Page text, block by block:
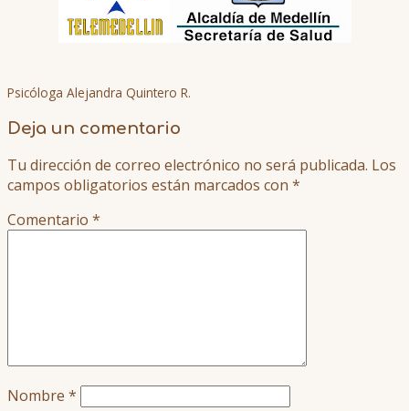
Psicóloga Alejandra Quintero R.
Deja un comentario
Tu dirección de correo electrónico no será publicada. Los
campos obligatorios están marcados con *
Comentario *
Nombre *